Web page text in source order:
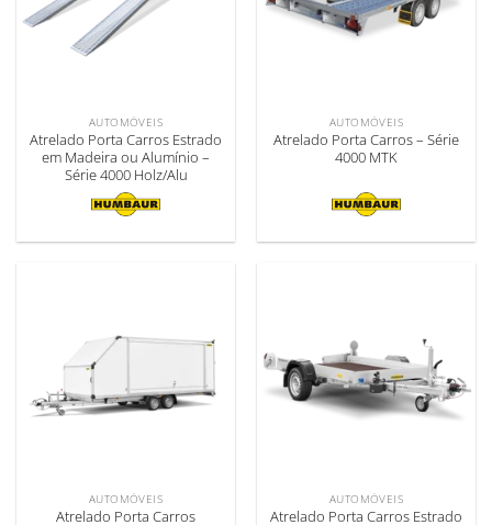
AUTOMÓVEIS
Atrelado Porta Carros Estrado
em Madeira ou Alumínio –
Série 4000 Holz/Alu
AUTOMÓVEIS
Atrelado Porta Carros – Série
4000 MTK
AUTOMÓVEIS
Atrelado Porta Carros
AUTOMÓVEIS
Atrelado Porta Carros Estrado